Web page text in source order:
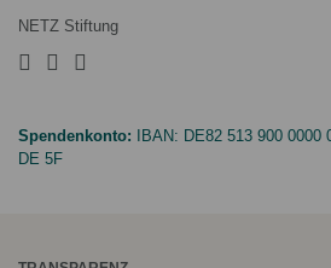
NETZ Stiftung
Spendenkonto: IBAN: DE82 513 900 0000
DE 5F